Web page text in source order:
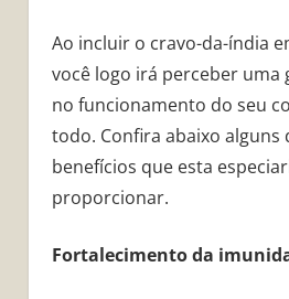
Ao incluir o cravo-da-índia
você logo irá perceber uma
no funcionamento do seu
todo. Confira abaixo alguns
benefícios que esta
proporcionar.
Fortalecimento da